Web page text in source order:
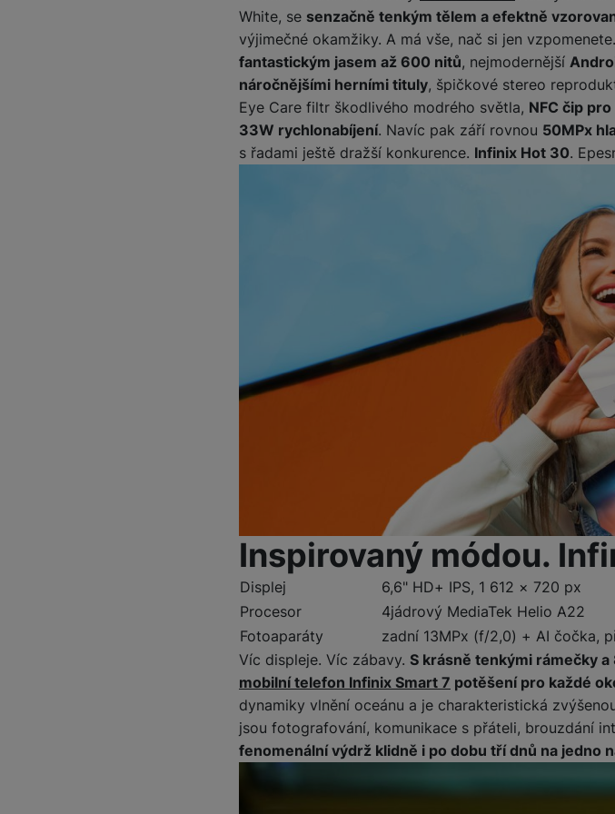
Marketingové cookies používáme my nebo naši partneři,
na našich stránkách, tak na stránkách třetích stran.
White, se senzačně tenkým tělem a efektně
výjimečné okamžiky. A má vše, nač si jen vzpomenete.
fantastickým jasem až 600 nitů, nejmodernější
náročnějšími herními tituly, špičkové stereo
Eye Care filtr škodlivého modrého světla, NFC čip
33W rychlonabíjení. Navíc pak září rovnou 50MPx
s řadami ještě dražší konkurence. Infinix Hot 30.
Inspirovaný módou.
Displej
6,6" HD+ IPS, 1 612 × 720 px
Procesor
4jádrový MediaTek Helio A22
Fotoaparáty
zadní 13MPx (f/2,0) + AI čočka,
Víc displeje. Víc zábavy. S krásně tenkými rámečky
mobilní telefon Infinix Smart 7 potěšení pro každé
dynamiky vlnění oceánu a je charakteristická
jsou fotografování, komunikace s přáteli, brouzdání
fenomenální výdrž klidně i po dobu tří dnů na jedno